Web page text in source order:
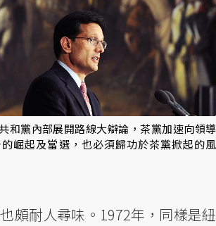
和黨內部展開路線大辯論，茶黨加速向領導
崛起及當選，也必須歸功於茶黨掀起的風
頗耐人尋味。1972年，同樣是紐